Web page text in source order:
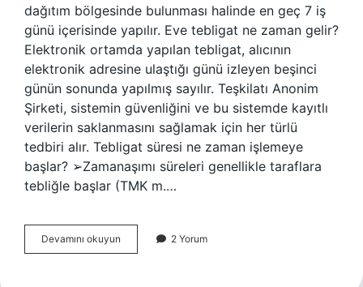
dağıtım bölgesinde bulunması halinde en geç 7 iş
günü içerisinde yapılır. Eve tebligat ne zaman gelir?
Elektronik ortamda yapılan tebligat, alıcının
elektronik adresine ulaştığı günü izleyen beşinci
günün sonunda yapılmış sayılır. Teşkilatı Anonim
Şirketi, sistemin güvenliğini ve bu sistemde kayıtlı
verilerin saklanmasını sağlamak için her türlü
tedbiri alır. Tebligat süresi ne zaman işlemeye
başlar? ➢Zamanaşımı süreleri genellikle taraflara
tebliğle başlar (TMK m.…
Devamını okuyun
Ne
2 Yorum